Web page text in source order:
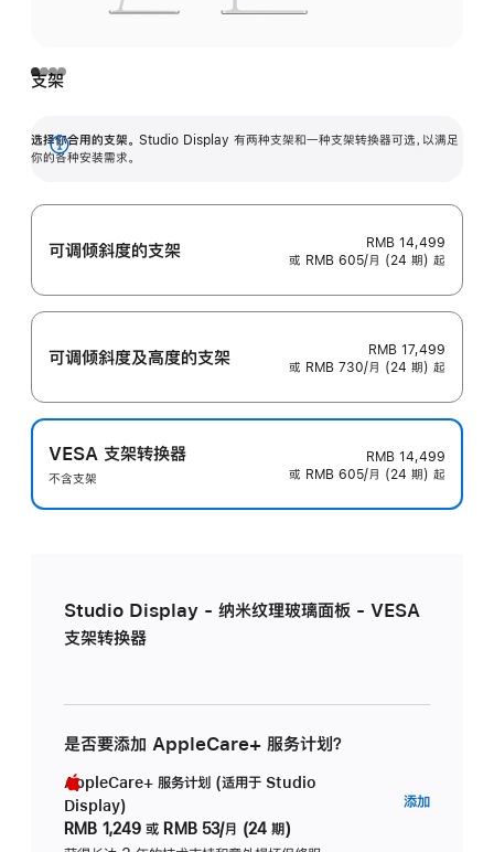
支架
选择你合用的支架。 Studio Display 有两种支架和一种支架转换器可选，以满足
你的各种安装需求。
展
可调倾斜度的支架
RMB 14,499
或 RMB 605/月 (24 期) 起
可调倾斜度及高‍度的支‍架
RMB 17,499
或 RMB 730/月 (24 期) 起
VESA 支架转换器
不含支架
RMB 14,499
或 RMB 605/月 (24 期) 起
Studio Display - 纳米纹理玻璃面板 - VESA
支架转换器
是否要添加 AppleCare+ 服务计划？
AppleCare+ 服务计划 (适用于 Studio
Display)
RMB 1,249 或 RMB 53/月 (24 期)
添加